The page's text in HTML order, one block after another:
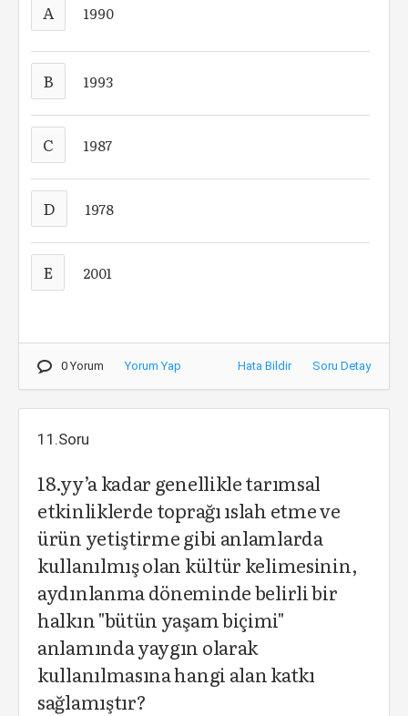
A 1990
B 1993
C 1987
D 1978
E 2001
0 Yorum Yorum Yap Hata Bildir Soru Detay
11.Soru
18.yy’a kadar genellikle tarımsal
etkinliklerde toprağı ıslah etme ve
ürün yetiştirme gibi anlamlarda
kullanılmış olan kültür kelimesinin,
aydınlanma döneminde belirli bir
halkın "bütün yaşam biçimi"
anlamında yaygın olarak
kullanılmasına hangi alan katkı
sağlamıştır?